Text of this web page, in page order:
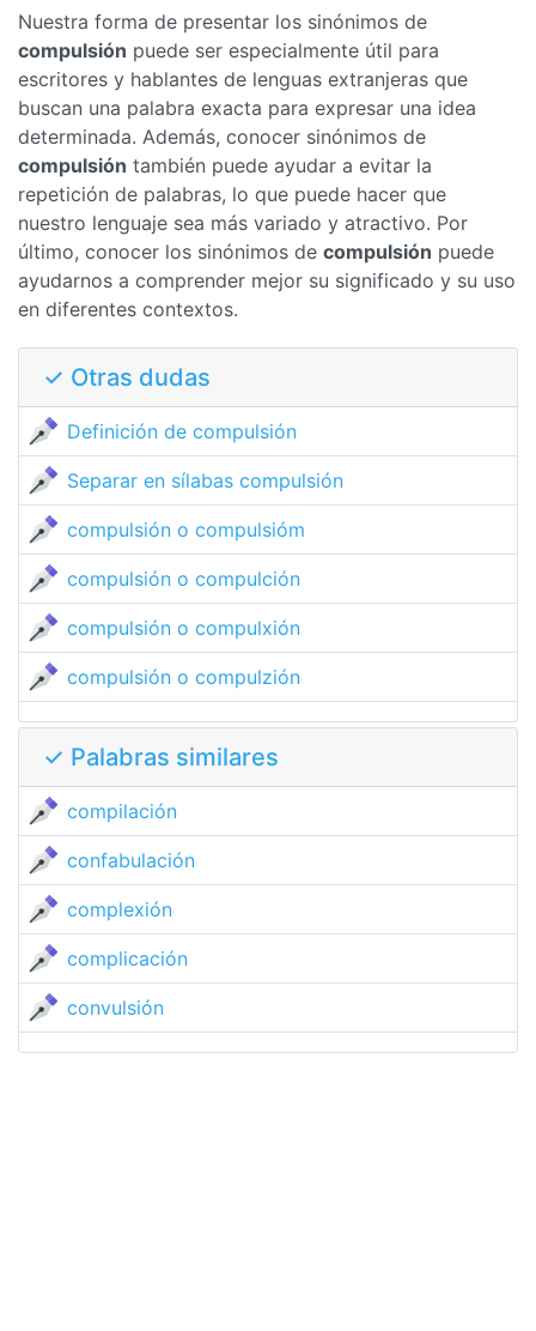
Nuestra forma de presentar los sinónimos de
compulsión puede ser especialmente útil para
escritores y hablantes de lenguas extranjeras que
buscan una palabra exacta para expresar una idea
determinada. Además, conocer sinónimos de
compulsión también puede ayudar a evitar la
repetición de palabras, lo que puede hacer que
nuestro lenguaje sea más variado y atractivo. Por
último, conocer los sinónimos de compulsión puede
ayudarnos a comprender mejor su significado y su uso
en diferentes contextos.
✓ Otras dudas
Definición de compulsión
Separar en sílabas compulsión
compulsión o compulsióm
compulsión o compulción
compulsión o compulxión
compulsión o compulzión
✓ Palabras similares
compilación
confabulación
complexión
complicación
convulsión